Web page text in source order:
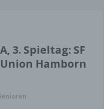
3. Spieltag: SF
Hamborn